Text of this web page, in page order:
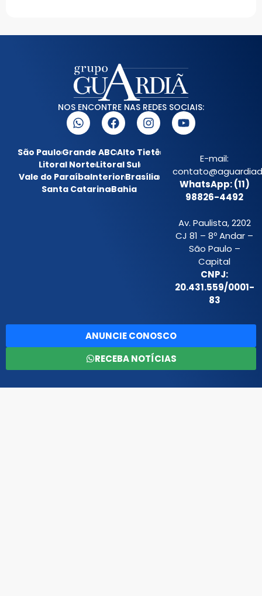
NOS ENCONTRE NAS REDES SOCIAIS:
São PauloGrande ABCAlto Tietê
Litoral NorteLitoral Sul
Vale do ParaíbaInteriorBrasília
Santa CatarinaBahia
E-mail:
WhatsApp: (11)
98826-4492
Av. Paulista, 2202
CJ 81 – 8º Andar –
São Paulo –
Capital
CNPJ:
20.431.559/0001-
83
ANUNCIE CONOSCO
RECEBA NOTÍCIAS